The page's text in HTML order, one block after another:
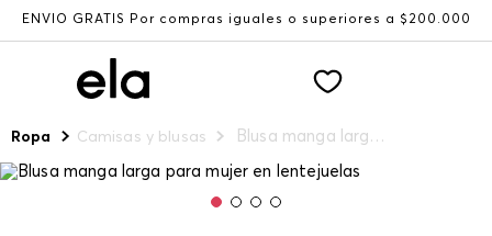
ENVÍO GRATIS Por compras iguales o superiores a $200.000
Ropa Camisas y blusas Blusa manga larga para mujer en lentejuelas